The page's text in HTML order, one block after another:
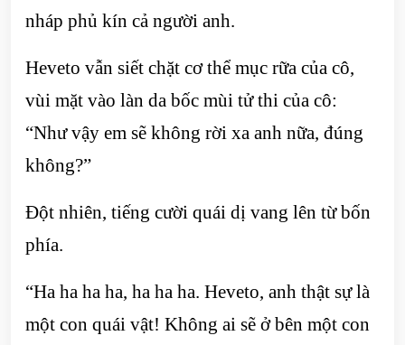
nháp phủ kín cả người anh.
Heveto vẫn siết chặt cơ thể mục rữa của cô,
vùi mặt vào làn da bốc mùi tử thi của cô:
“Như vậy em sẽ không rời xa anh nữa, đúng
không?”
Đột nhiên, tiếng cười quái dị vang lên từ bốn
phía.
“Ha ha ha ha, ha ha ha. Heveto, anh thật sự là
một con quái vật! Không ai sẽ ở bên một con